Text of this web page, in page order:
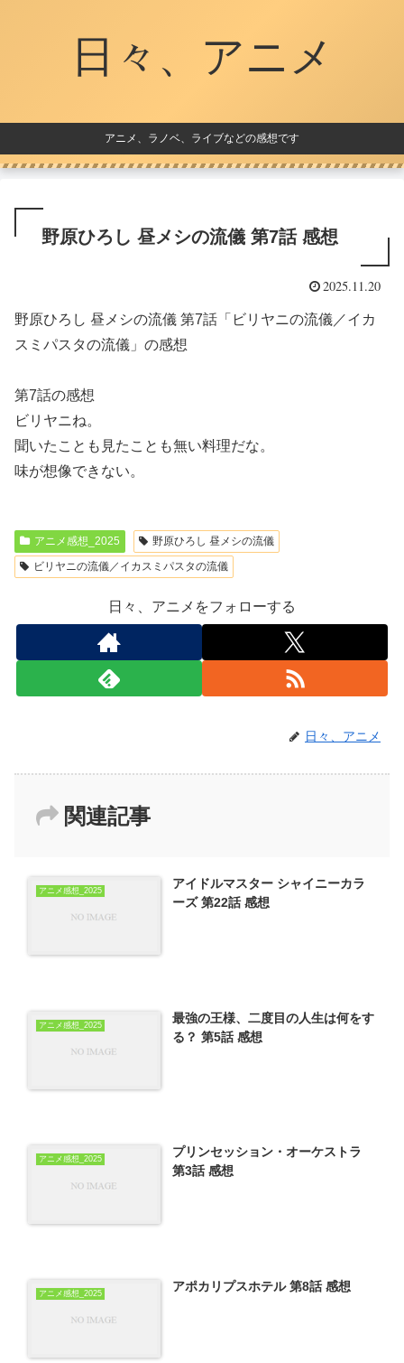
日々、アニメ
アニメ、ラノベ、ライブなどの感想です
野原ひろし 昼メシの流儀 第7話 感想
2025.11.20
野原ひろし 昼メシの流儀 第7話「ビリヤニの流儀／イカ
スミパスタの流儀」の感想
第7話の感想
ビリヤニね。
聞いたことも見たことも無い料理だな。
味が想像できない。
アニメ感想_2025
野原ひろし 昼メシの流儀
ビリヤニの流儀／イカスミパスタの流儀
日々、アニメをフォローする
日々、アニメ
関連記事
アニメ感想_2025
アイドルマスター シャイニーカラ
ーズ 第22話 感想
アニメ感想_2025
最強の王様、二度目の人生は何をす
る？ 第5話 感想
アニメ感想_2025
プリンセッション・オーケストラ
第3話 感想
アニメ感想_2025 アポカリプスホテル 第8話 感想